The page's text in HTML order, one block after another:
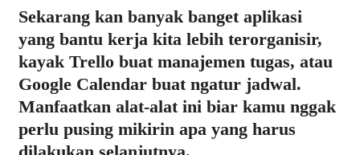
Sekarang kan banyak banget aplikasi
yang bantu kerja kita lebih terorganisir,
kayak Trello buat manajemen tugas, atau
Google Calendar buat ngatur jadwal.
Manfaatkan alat-alat ini biar kamu nggak
perlu pusing mikirin apa yang harus